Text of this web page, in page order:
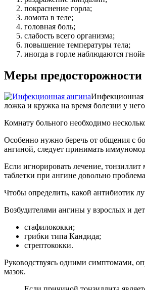
покраснение горла;
ломота в теле;
головная боль;
слабость всего организма;
повышение температуры тела;
иногда в горле наблюдаются
Меры предосторожности
Инфекционная
ложка и кружка на время болезни у
Комнату больного необходимо
Особенно нужно беречь от общения с
ангиной, следует принимать
Если игнорировать лечение,
таблетки при ангине довольно
Чтобы определить, какой антибиотик
Возбудителями ангины у взрослых и
стафилококки;
грибки типа Кандида;
стрептококки.
Руководствуясь одними симптомами,
мазок.